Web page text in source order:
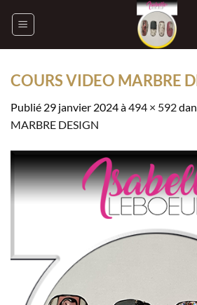
COURS VIDEO MARBRE
Publié 29 janvier 2024à494 × 592
MARBRE DESIGN